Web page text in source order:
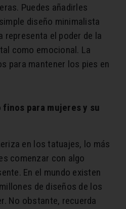
Puedes añadirles
diseño minimalista
representa el poder de la
como emocional. La
para mantener los pies en
para mujeres y su
en los tatuajes, lo más
comenzar con algo
En el mundo existen
de diseños de los
No obstante, recuerda